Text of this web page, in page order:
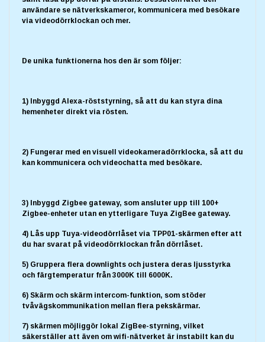
användare se nätverkskameror, kommunicera med besökare
via videodörrklockan och mer.
De unika funktionerna hos den är som följer:
1) Inbyggd Alexa-röststyrning, så att du kan styra dina
hemenheter direkt via rösten.
2) Fungerar med en visuell videokameradörrklocka, så att du
kan kommunicera och videochatta med besökare.
3) Inbyggd Zigbee gateway, som ansluter upp till 100+
Zigbee-enheter utan en ytterligare Tuya ZigBee gateway.
4) Lås upp Tuya-videodörrlåset via TPP01-skärmen efter att
du har svarat på videodörrklockan från dörrlåset.
5) Gruppera flera downlights och justera deras ljusstyrka
och färgtemperatur från 3000K till 6000K.
6) Skärm och skärm intercom-funktion, som stöder
tvåvägskommunikation mellan flera pekskärmar.
7) skärmen möjliggör lokal ZigBee-styrning, vilket
säkerställer att även om wifi-nätverket är instabilt kan du